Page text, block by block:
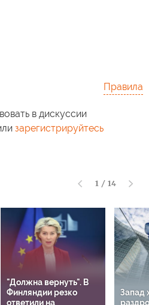
Правила
в дискуссии
зарегистрируйтесь
1 / 14
"Должна вернуть". В
Финляндии резко
ответили на
Запад